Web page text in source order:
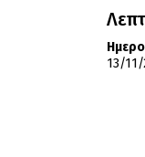
13/11/